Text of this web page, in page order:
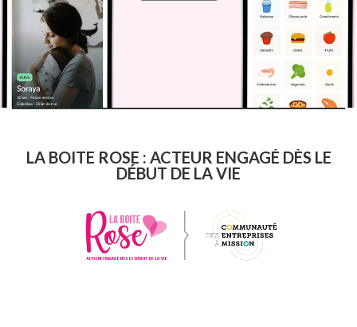
LA BOITE ROSE : ACTEUR ENGAGÉ DÈS LE
DÉBUT DE LA VIE